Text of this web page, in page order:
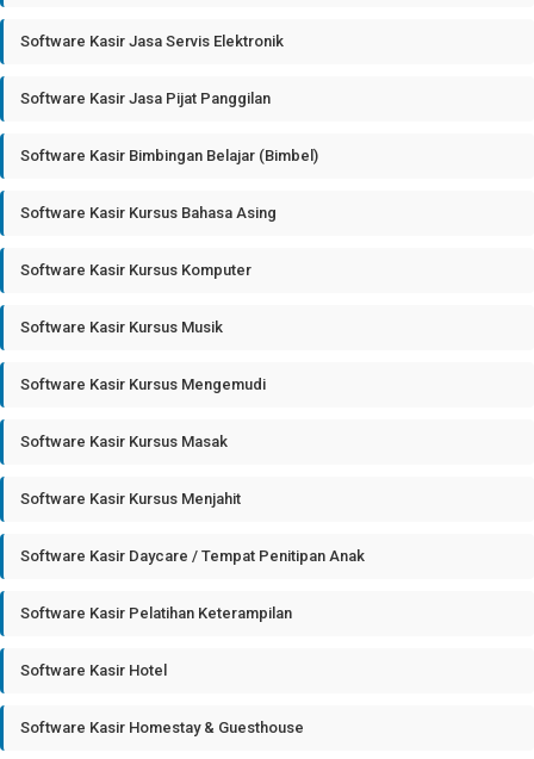
Software Kasir Jasa Servis Elektronik
Software Kasir Jasa Pijat Panggilan
Software Kasir Bimbingan Belajar (Bimbel)
Software Kasir Kursus Bahasa Asing
Software Kasir Kursus Komputer
Software Kasir Kursus Musik
Software Kasir Kursus Mengemudi
Software Kasir Kursus Masak
Software Kasir Kursus Menjahit
Software Kasir Daycare / Tempat Penitipan Anak
Software Kasir Pelatihan Keterampilan
Software Kasir Hotel
Software Kasir Homestay & Guesthouse